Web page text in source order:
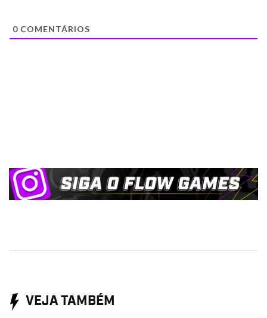
0 COMENTÁRIOS
VEJA TAMBÉM